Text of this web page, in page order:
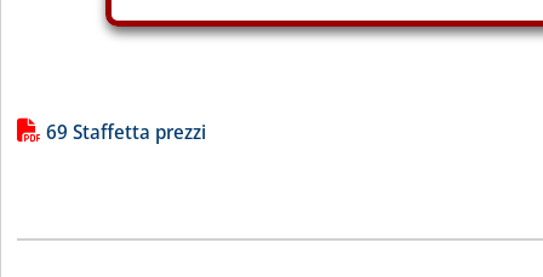
Lista allegati PDF alla notizia
69 Staffetta prezzi